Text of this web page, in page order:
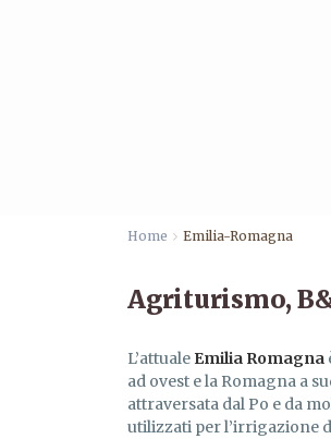
Home Emilia-Romagna
Agriturismo,
L’attuale Emilia Romagna
ad ovest e la Romagna a
attraversata dal Po e da
utilizzati per l’irrigazione